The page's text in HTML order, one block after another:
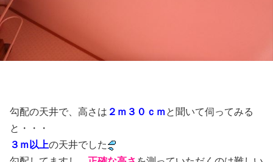
勾配の天井で、高さは ２ｍ３０ｃｍと聞いて伺ってみる
と・・・
３ｍ以上の天井でした